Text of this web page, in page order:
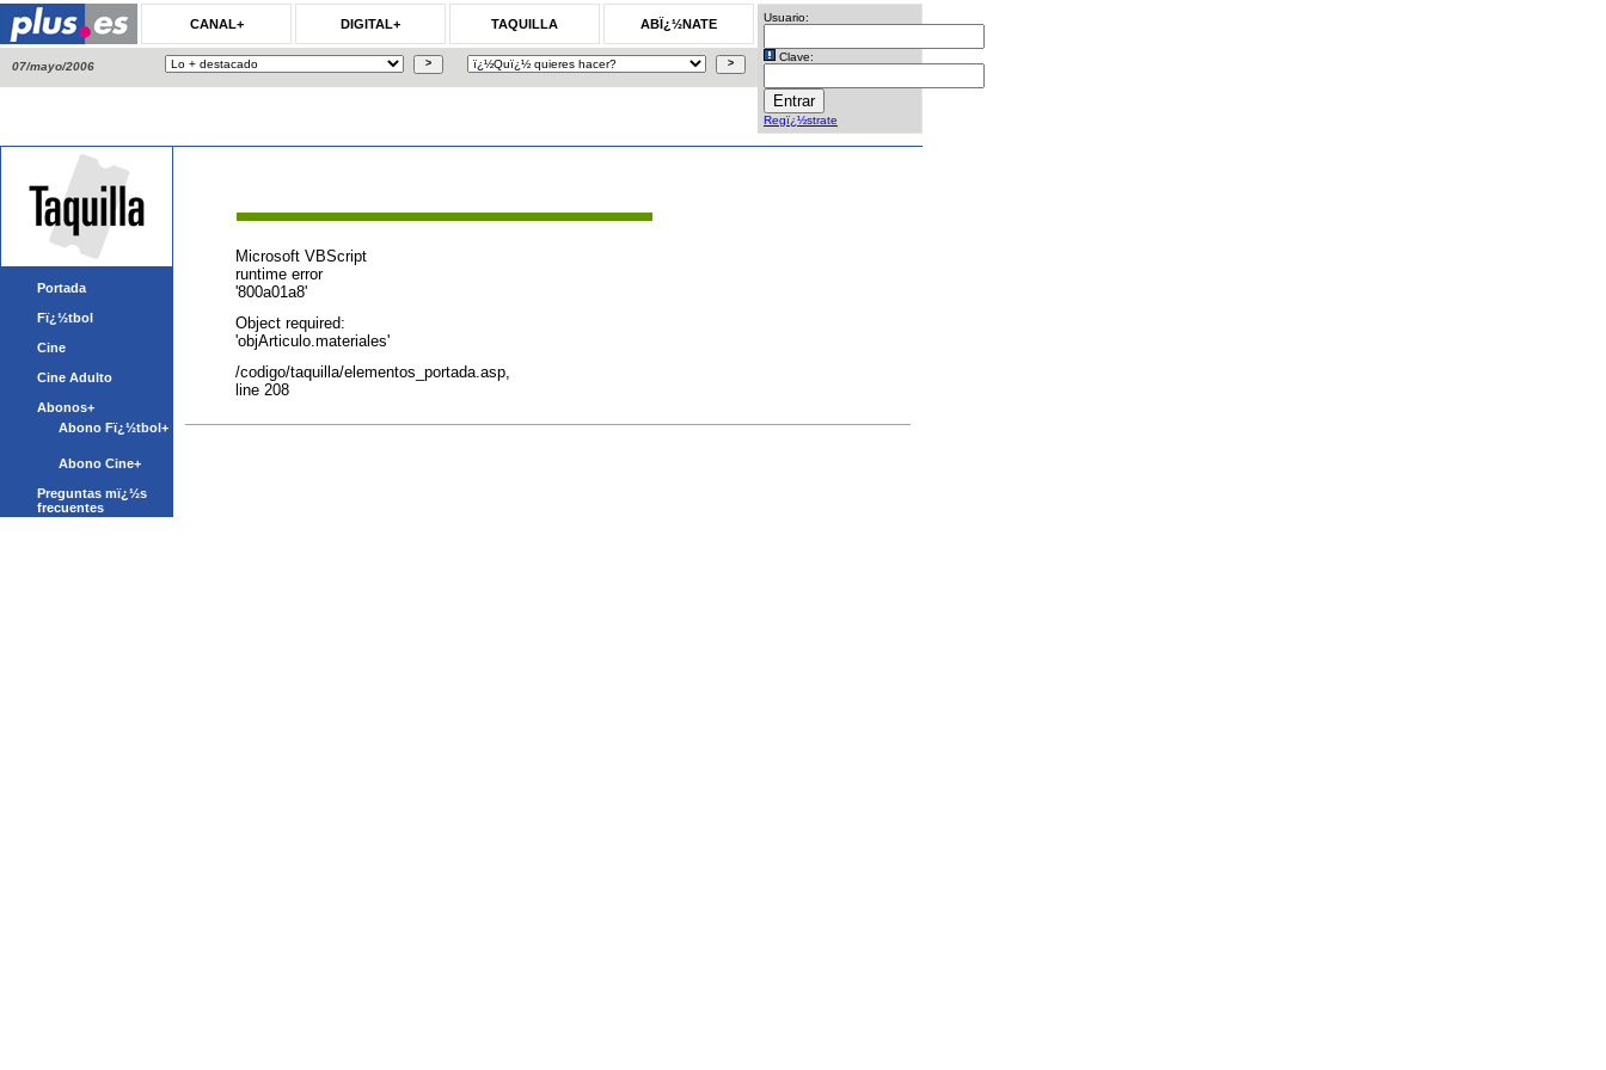
CANAL+ DIGITAL+ TAQUILLA ABÏ¿½NATE
07/mayo/2006
Usuario:
Clave:
Regï¿½strate
Portada
Fï¿½tbol
Cine
Cine Adulto
Abonos+
Abono Fï¿½tbol+
Abono Cine+
Preguntas mï¿½s
frecuentes
Microsoft VBScript
runtime error
'800a01a8'
Object required:
'objArticulo.materiales'
/codigo/taquilla/elementos_portada.asp,
line 208